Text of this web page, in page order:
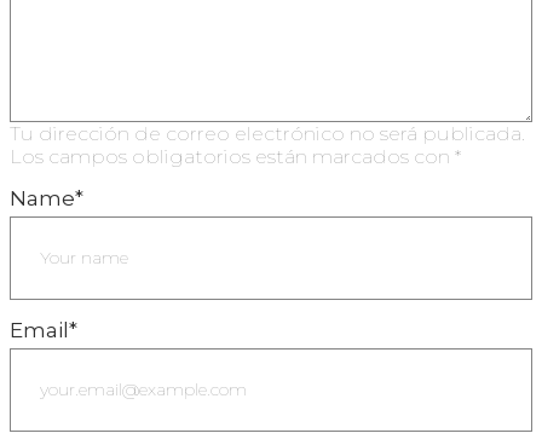
Tu dirección de correo electrónico no será publicada.
Los campos obligatorios están marcados con *
Name*
Email*